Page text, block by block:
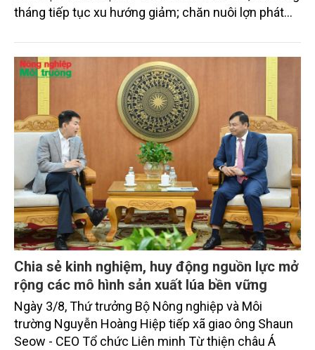
tháng tiếp tục xu hướng giảm; chăn nuôi lợn phát
trưởng khá. Diện tích rừng trồng mới và sản lượng
thủy sản đều tăng nhẹ.
Chia sẻ kinh nghiệm, huy động nguồn lực mở
rộng các mô hình sản xuất lúa bền vững
Ngày 3/8, Thứ trưởng Bộ Nông nghiệp và Môi
trường Nguyễn Hoàng Hiệp tiếp xã giao ông Shaun
Seow - CEO Tổ chức Liên minh Từ thiện châu Á